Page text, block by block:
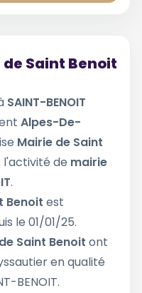
de Saint Benoit
SAINT-BENOIT
Alpes-De-
Mairie de Saint
l'activité de mairie
.
Benoit est
le 01/01/25.
Saint Benoit ont
en qualité
BENOIT.